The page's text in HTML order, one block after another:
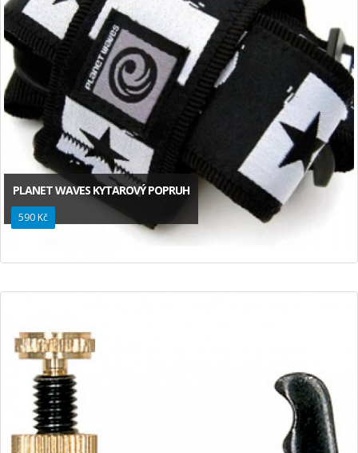
PLANET WAVES KYTAROVÝ POPRUH
590 Kč